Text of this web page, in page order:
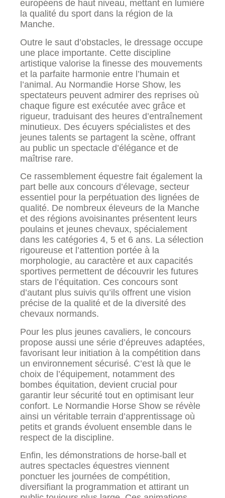
européens de haut niveau, mettant en lumière
la qualité du sport dans la région de la
Manche.
Outre le saut d’obstacles, le dressage occupe
une place importante. Cette discipline
artistique valorise la finesse des mouvements
et la parfaite harmonie entre l’humain et
l’animal. Au Normandie Horse Show, les
spectateurs peuvent admirer des reprises où
chaque figure est exécutée avec grâce et
rigueur, traduisant des heures d’entraînement
minutieux. Des écuyers spécialistes et des
jeunes talents se partagent la scène, offrant
au public un spectacle d’élégance et de
maîtrise rare.
Ce rassemblement équestre fait également la
part belle aux concours d’élevage, secteur
essentiel pour la perpétuation des lignées de
qualité. De nombreux éleveurs de la Manche
et des régions avoisinantes présentent leurs
poulains et jeunes chevaux, spécialement
dans les catégories 4, 5 et 6 ans. La sélection
rigoureuse et l’attention portée à la
morphologie, au caractère et aux capacités
sportives permettent de découvrir les futures
stars de l’équitation. Ces concours sont
d’autant plus suivis qu’ils offrent une vision
précise de la qualité et de la diversité des
chevaux normands.
Pour les plus jeunes cavaliers, le concours
propose aussi une série d’épreuves adaptées,
favorisant leur initiation à la compétition dans
un environnement sécurisé. C’est là que le
choix de l’équipement, notamment des
bombes équitation, devient crucial pour
garantir leur sécurité tout en optimisant leur
confort. Le Normandie Horse Show se révèle
ainsi un véritable terrain d’apprentissage où
petits et grands évoluent ensemble dans le
respect de la discipline.
Enfin, les démonstrations de horse-ball et
autres spectacles équestres viennent
ponctuer les journées de compétition,
diversifiant la programmation et attirant un